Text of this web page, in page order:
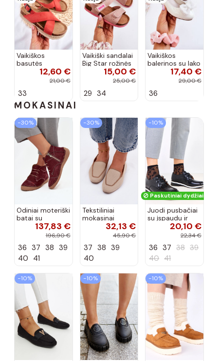
Vaikiškos
basutės
koralinės12,60 €
21,00 €
33
Vaikiški sandalai
Big Star rožinės
spalvos15,00 €
25,00 €
29 34
Vaikiškos
balerinos su lako
efektu ir
kaspinais baltos
17,40 €
29,00 €
36
MOKASINAI
−30%
Odiniai moteriški
batai su
siūlėmis, pilies
tipo, Artiker
spalvos
137,83 €
196,90 €
36 37 38 39
40 41
−30%
Tekstiliniai
mokasinai
smėlio spalvos
32,13 €
45,90 €
37 38 39
40
−10%
Paskutiniai dydžiai!
Juodi pusbačiai
su įspaudu ir
kvadratiniu
priekiu Kerawa
20,10 €
22,34 €
36 37 38 39
40 41
−10% −10% −10%